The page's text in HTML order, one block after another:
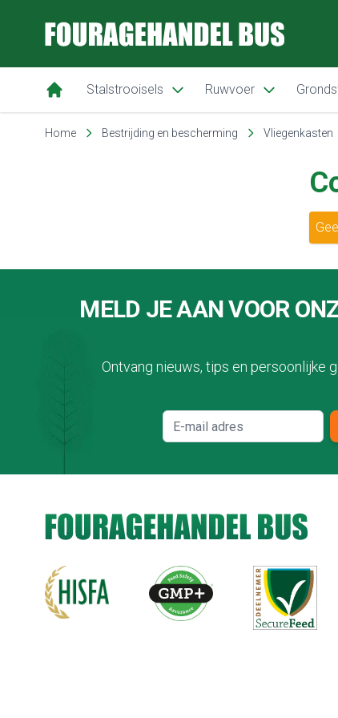
Stalstrooisels Ruwvoer
Home Bestrijding en bescherming Vliegenkasten
MELD JE AAN VOOR
Ontvang nieuws, tips en persoonlijke